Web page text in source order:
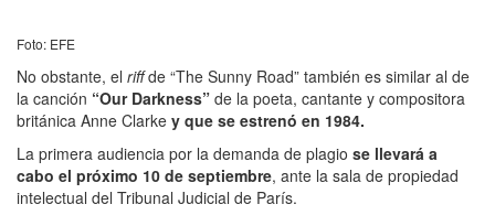
Foto: EFE
No obstante, el riffde “The Sunny Road” también es similar al de
la canción “Our Darkness” de la poeta, cantante y compositora
británica Anne Clarke y que se estrenó en 1984.
La primera audiencia por la demanda de plagio se llevará a
cabo el próximo 10 de septiembre, ante la sala de propiedad
intelectual del Tribunal Judicial de París.